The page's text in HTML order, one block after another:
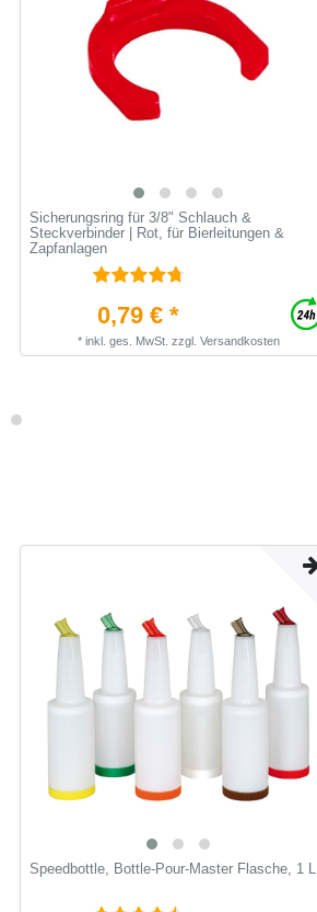
Sicherungsring für 3/8" Schlauch &
Steckverbinder | Rot, für Bierleitungen &
Zapfanlagen
0,79 € *
* inkl. ges. MwSt. zzgl. Versandkosten
Speedbottle, Bottle-Pour-Master Flasche, 1 L